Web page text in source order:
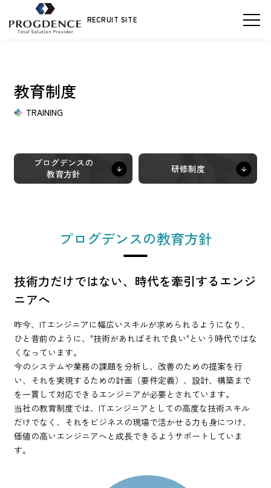
RECRUIT SITE
新卒採用
仕事を知る
数字で知るプログデンス
キャリアアップ
採用情報
選考について
よくあるご質問
人事からのお知らせ
教育制度
TRAINING
プログデンスの
教育方針
研修制度
プログデンスの教育方針
技術力だけではない、時代を牽引するエンジ
ニアへ
昨今、ITエンジニアに幅広いスキルが求められるようになり、
ひと昔前のように、"技術があればそれで良い"という時代ではな
くなっています。
今のシステムや業務の課題を分析し、改善のための提案を行
い、それを実現するための計画（要件定義）、設計、構築まで
を一貫して対応できるエンジニアが必要とされています。
当社の教育制度では、ITエンジニアとしての高度な技術スキル
だけでなく、それをビジネスの現場で活かせる力も身につけ、
価値の高いエンジニアへと成長できるようサポートしていま
す。